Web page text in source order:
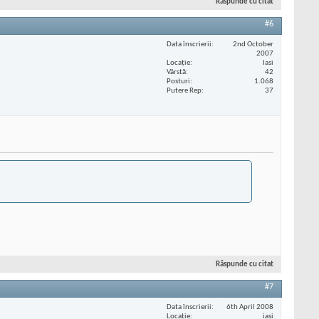
Răspunde cu citat
#6
Data înscrierii
2nd October
2007
Locaţie
Iasi
Vârstă
42
Posturi
1.068
Putere Rep
37
Răspunde cu citat
#7
Data înscrierii
6th April 2008
Locaţie
iasi